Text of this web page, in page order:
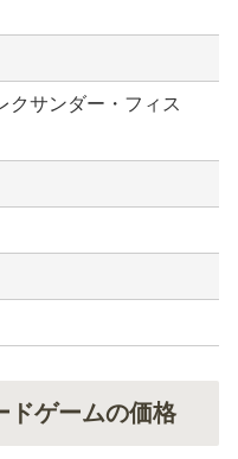
クサンダー・フィス
ドゲームの価格